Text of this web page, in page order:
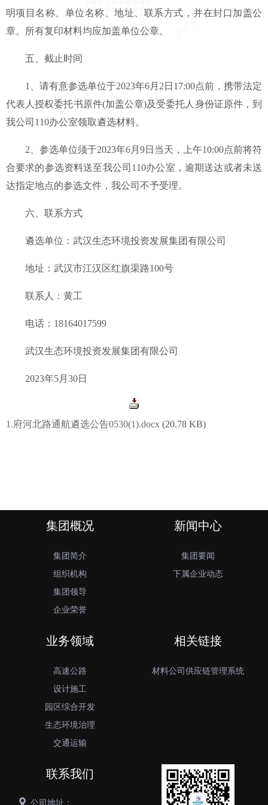
明项目名称、单位名称、地址、联系方式，并在封口加盖公
章。所有复印材料均应加盖单位公章。
五、截止时间
1、请有意参选单位于2023年6月2日17:00点前，携带法定
代表人授权委托书原件(加盖公章)及受委托人身份证原件，到
我公司110办公室领取遴选材料。
2、参选单位须于2023年6月9日当天，上午10:00点前将符
合要求的参选资料送至我公司110办公室，逾期送达或者未送
达指定地点的参选文件，我公司不予受理。
六、联系方式
遴选单位：武汉生态环境投资发展集团有限公司
地址：武汉市江汉区红旗渠路100号
联系人：黄工
电话：18164017599
武汉生态环境投资发展集团有限公司
2023年5月30日
1.府河北路通航遴选公告0530(1).docx (20.78 KB)
集团概况
集团简介
组织机构
集团领导
企业荣誉
新闻中心
集团要闻
下属企业动态
业务领域
高速公路
设计施工
园区综合开发
生态环境治理
交通运输
相关链接
材料公司供应链管理系统
联系我们
公司地址：